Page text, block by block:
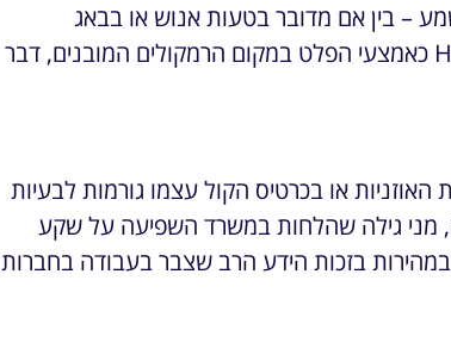
– בין אם מדובר בטעות אנוש או בבאג
במערכת. מני נתקל במקרים בהם הוגדרה יציאת HDMI כאמצעי הפלט במקום הרמקולים המובנים, דבר
או בכרטיס הקול עצמו גורמות לבעיות
מני גילה שהלחות במשרד השפיעה על שקע
בזכות הידע הרב שצבר בעבודה בחברות